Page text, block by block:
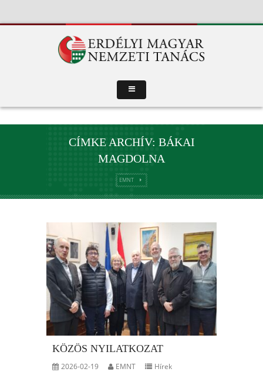
CÍMKE ARCHÍV: BÁKAI
MAGDOLNA
EMNT
KÖZÖS NYILATKOZAT
2026-02-19 EMNT Hírek